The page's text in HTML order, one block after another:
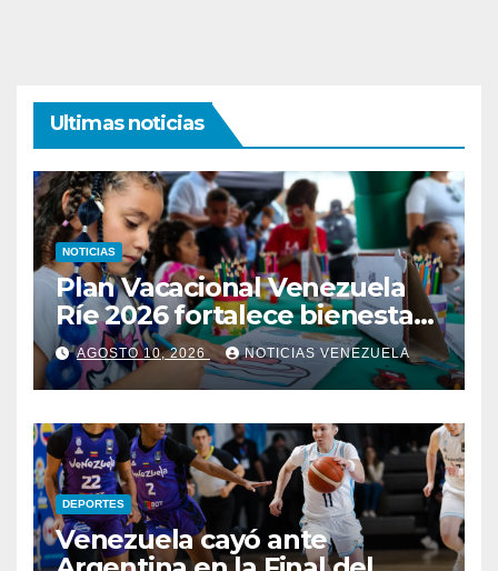
Ultimas noticias
NOTICIAS
Plan Vacacional Venezuela
Ríe 2026 fortalece bienestar
emocional a través de la
cultura y el deporte
AGOSTO 10, 2026 NOTICIAS VENEZUELA
DEPORTES
Venezuela cayó ante